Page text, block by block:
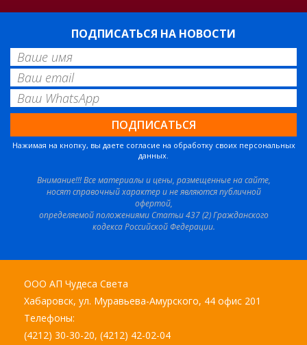
ПОДПИСАТЬСЯ НА НОВОСТИ
Нажимая на кнопку, вы даете согласие на обработку своих персональных
данных.
Внимание!!! Все материалы и цены, размещенные на сайте,
носят справочный характер и не являются публичной
офертой,
определяемой положениями Статьи 437 (2) Гражданского
кодекса Российской Федерации.
ООО АП Чудеса Света
Хабаровск, ул. Муравьева-Амурского, 44 офис 201
Телефоны:
(4212) 30-30-20, (4212) 42-02-04